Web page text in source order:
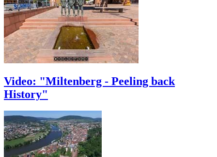
Video: "Miltenberg - Peeling back
History"